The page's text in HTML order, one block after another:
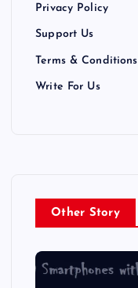
Privacy Policy
Support Us
Terms & Conditions
Write For Us
Other Story